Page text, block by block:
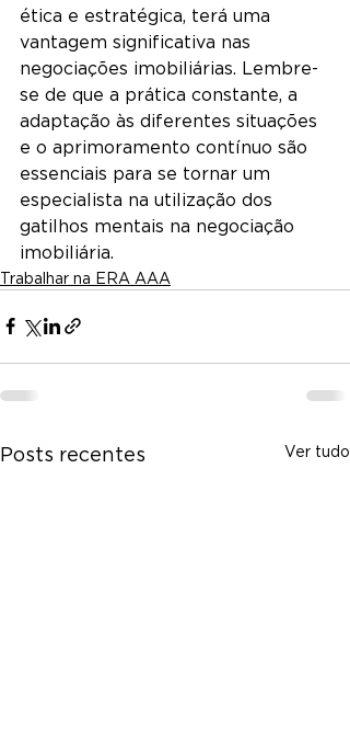
ética e estratégica, terá uma
vantagem significativa nas
negociações imobiliárias. Lembre-
se de que a prática constante, a
adaptação às diferentes situações
e o aprimoramento contínuo são
essenciais para se tornar um
especialista na utilização dos
gatilhos mentais na negociação
imobiliária.
Trabalhar na ERA AAA
Posts recentes Ver tudo